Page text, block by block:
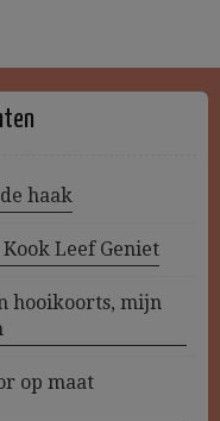
haak
Kook Leef Geniet
hooikoorts, mijn
op maat